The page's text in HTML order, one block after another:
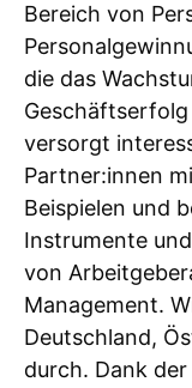
Bereich von
die das
Geschäftserfolg
versorgt
Partner:innen
Beispielen und
Instrumente
von
Management.
Deutschland,
durch. Dank